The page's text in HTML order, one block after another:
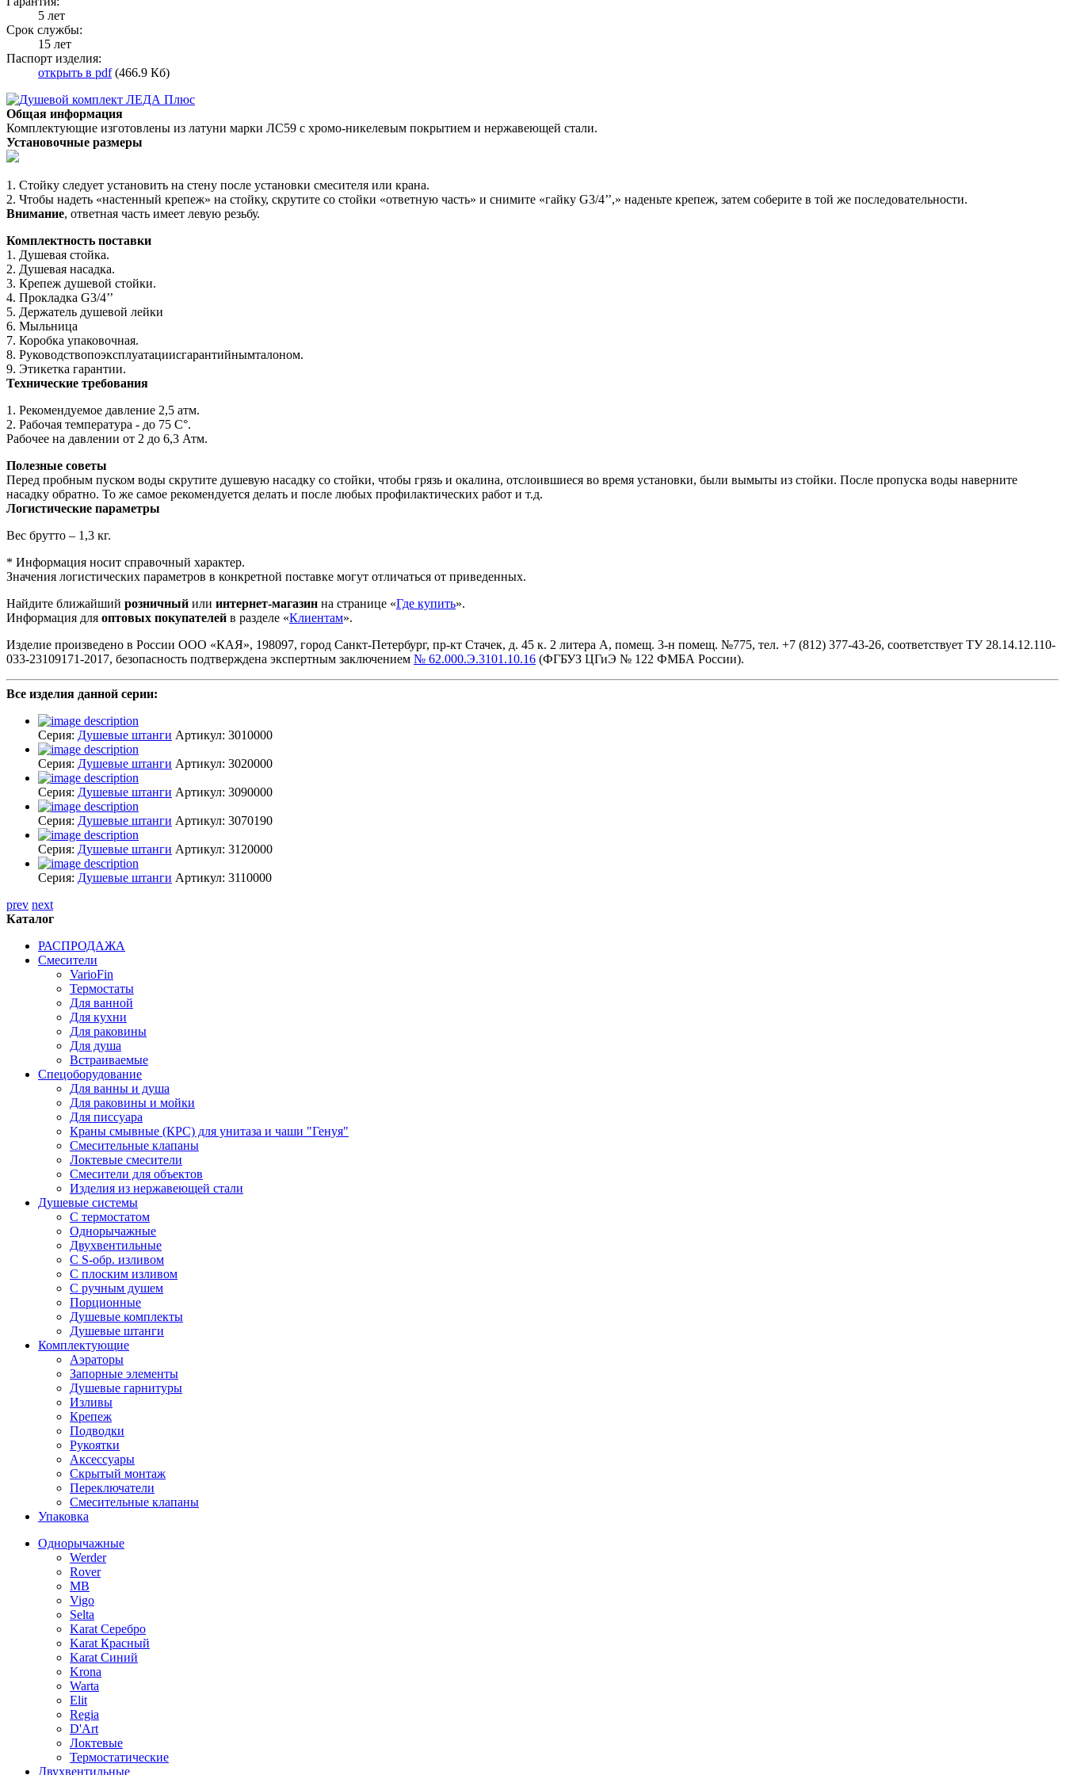
5 лет
Срок службы:
15 лет
Паспорт изделия:
открыть в pdf(466.9 Кб)
Общая информация
Комплектующие изготовлены из латуни марки ЛС59 с хромо-никелевым покрытием и нержавеющей стали.
Установочные размеры
1. Стойку следует установить на стену после установки смесителя или крана.
2. Чтобы надеть «настенный крепеж» на стойку, скрутите со стойки «ответную часть» и снимите «гайку G3/4’’,» наденьте крепеж, затем соберите в той же последовательности.
Внимание, ответная часть имеет левую резьбу.
Комплектность поставки
1. Душевая стойка.
2. Душевая насадка.
3. Крепеж душевой стойки.
4. Прокладка G3/4’’
5. Держатель душевой лейки
6. Мыльница
7. Коробка упаковочная.
8. Руководствопоэксплуатациисгарантийнымталоном.
9. Этикетка гарантии.
Технические требования
1. Рекомендуемое давление 2,5 атм.
2. Рабочая температура - до 75 С°.
Рабочее на давлении от 2 до 6,3 Атм.
Полезные советы
Перед пробным пуском воды скрутите душевую насадку со стойки, чтобы грязь и окалина, отслоившиеся во время установки, были вымыты из стойки. После пропуска воды наверните
насадку обратно. То же самое рекомендуется делать и после любых профилактических работ и т.д.
Логистические параметры
Вес брутто – 1,3 кг.
* Информация носит справочный характер.
Значения логистических параметров в конкретной поставке могут отличаться от приведенных.
Найдите ближайший розничный или интернет-магазин на странице «Где купить».
Информация для оптовых покупателей в разделе «Клиентам».
Изделие произведено в России ООО «КАЯ», 198097, город Санкт-Петербург, пр-кт Стачек, д. 45 к. 2 литера А, помещ. 3-н помещ. №775, тел. +7 (812) 377-43-26, cоответствует ТУ 28.14.12.110-
033-23109171-2017, безопасность подтверждена экспертным заключением № 62.000.Э.3101.10.16 (ФГБУЗ ЦГиЭ № 122 ФМБА России).
Все изделия данной серии:
Серия: Душевые штанги Артикул: 3010000
Серия: Душевые штанги Артикул: 3020000
Серия: Душевые штанги Артикул: 3090000
Серия: Душевые штанги Артикул: 3070190
Серия: Душевые штанги Артикул: 3120000
Серия: Душевые штанги Артикул: 3110000
prev next
Каталог
РАСПРОДАЖА
Смесители
VarioFin
Термостаты
Для ванной
Для кухни
Для раковины
Для душа
Встраиваемые
Спецоборудование
Для ванны и душа
Для раковины и мойки
Для писсуара
Краны смывные (КРС) для унитаза и чаши "Генуя"
Смесительные клапаны
Локтевые смесители
Смесители для объектов
Изделия из нержавеющей стали
Душевые системы
С термостатом
Однорычажные
Двухвентильные
С S-обр. изливом
С плоским изливом
С ручным душем
Порционные
Душевые комплекты
Душевые штанги
Комплектующие
Аэраторы
Запорные элементы
Душевые гарнитуры
Изливы
Крепеж
Подводки
Рукоятки
Аксессуары
Скрытый монтаж
Переключатели
Смесительные клапаны
Упаковка
Однорычажные
Werder
Rover
MB
Vigo
Selta
Karat Серебро
Karat Красный
Karat Синий
Krona
Warta
Elit
Regia
D'Art
Локтевые
Термостатические
Двухвентильные